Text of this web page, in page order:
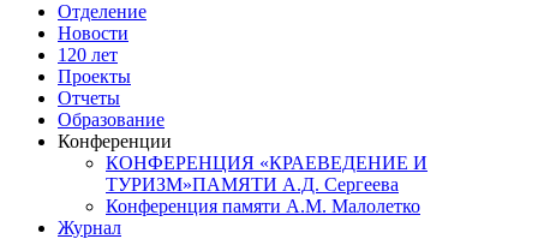
Отделение
Новости
120 лет
Проекты
Отчеты
Образование
Конференции
КОНФЕРЕНЦИЯ «КРАЕВЕДЕНИЕ И
ТУРИЗМ»ПАМЯТИ А.Д. Сергеева
Конференция памяти А.М. Малолетко
Журнал